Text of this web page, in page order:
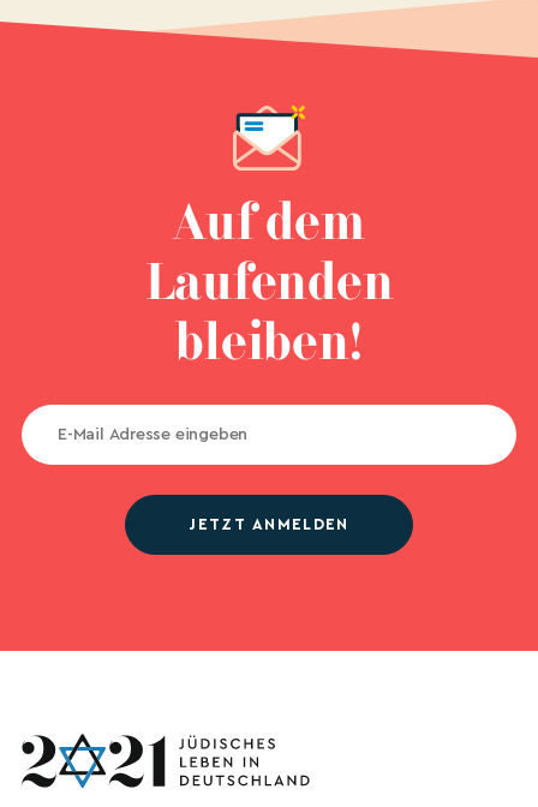
Auf dem
Laufenden
bleiben!
JETZT ANMELDEN